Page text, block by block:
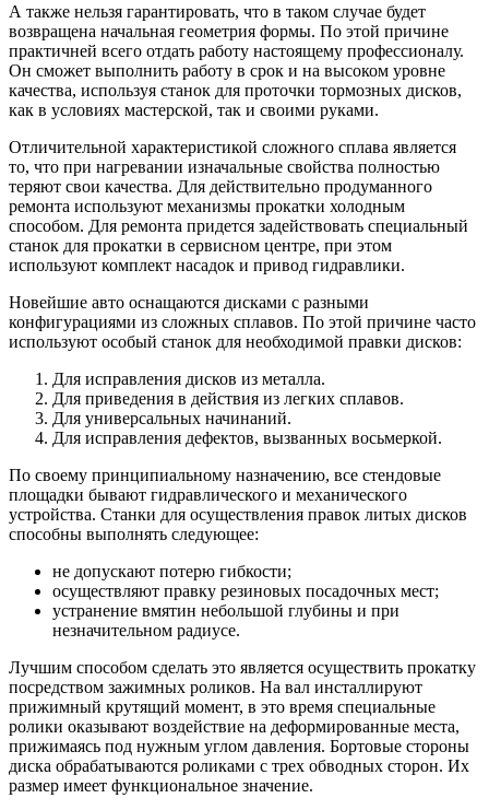
А также нельзя гарантировать, что в таком случае будет
возвращена начальная геометрия формы. По этой причине
практичней всего отдать работу настоящему профессионалу.
Он сможет выполнить работу в срок и на высоком уровне
качества, используя станок для проточки тормозных дисков,
как в условиях мастерской, так и своими руками.
Отличительной характеристикой сложного сплава является
то, что при нагревании изначальные свойства полностью
теряют свои качества. Для действительно продуманного
ремонта используют механизмы прокатки холодным
способом. Для ремонта придется задействовать специальный
станок для прокатки в сервисном центре, при этом
используют комплект насадок и привод гидравлики.
Новейшие авто оснащаются дисками с разными
конфигурациями из сложных сплавов. По этой причине часто
используют особый станок для необходимой правки дисков:
Для исправления дисков из металла.
Для приведения в действия из легких сплавов.
Для универсальных начинаний.
Для исправления дефектов, вызванных восьмеркой.
По своему принципиальному назначению, все стендовые
площадки бывают гидравлического и механического
устройства. Станки для осуществления правок литых дисков
способны выполнять следующее:
не допускают потерю гибкости;
осуществляют правку резиновых посадочных мест;
устранение вмятин небольшой глубины и при
незначительном радиусе.
Лучшим способом сделать это является осуществить прокатку
посредством зажимных роликов. На вал инсталлируют
прижимный крутящий момент, в это время специальные
ролики оказывают воздействие на деформированные места,
прижимаясь под нужным углом давления. Бортовые стороны
диска обрабатываются роликами с трех обводных сторон. Их
размер имеет функциональное значение.